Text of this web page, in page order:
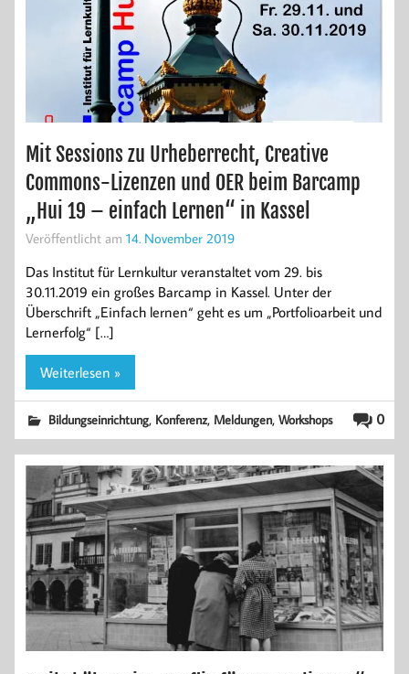
Mit Sessions zu Urheberrecht, Creative
Commons-Lizenzen und OER beim Barcamp
„Hui 19 – einfach Lernen“ in Kassel
Veröffentlicht am 14. November 2019
Das Institut für Lernkultur veranstaltet vom 29. bis
30.11.2019 ein großes Barcamp in Kassel. Unter der
Überschrift „Einfach lernen“ geht es um „Portfolioarbeit und
Lernerfolg“ […]
Weiterlesen »
0
Bildungseinrichtung, Konferenz, Meldungen,Workshops